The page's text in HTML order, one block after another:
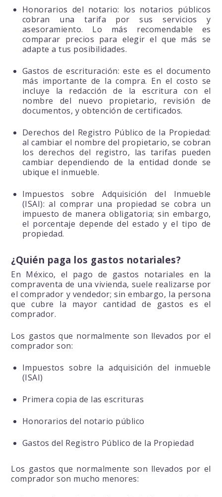
Honorarios del notario: los notarios públicos
cobran una tarifa por sus servicios y
asesoramiento. Lo más recomendable es
comparar precios para elegir el que más se
adapte a tus posibilidades.
Gastos de escrituración: este es el documento
más importante de la compra. En el costo se
incluye la redacción de la escritura con el
nombre del nuevo propietario, revisión de
documentos, y obtención de certificados.
Derechos del Registro Público de la Propiedad:
al cambiar el nombre del propietario, se cobran
los derechos del registro, las tarifas pueden
cambiar dependiendo de la entidad donde se
ubique el inmueble.
Impuestos sobre Adquisición del Inmueble
(ISAI): al comprar una propiedad se cobra un
impuesto de manera obligatoria; sin embargo,
el porcentaje depende del estado y el tipo de
propiedad.
¿Quién paga los gastos notariales?
En México, el pago de gastos notariales en la
compraventa de una vivienda, suele realizarse por
el comprador y vendedor; sin embargo, la persona
que cubre la mayor cantidad de gastos es el
comprador.
Los gastos que normalmente son llevados por el
comprador son:
Impuestos sobre la adquisición del inmueble
(ISAI)
Primera copia de las escrituras
Honorarios del notario público
Gastos del Registro Público de la Propiedad
Los gastos que normalmente son llevados por el
comprador son mucho menores: